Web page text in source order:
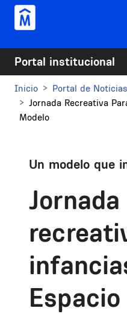
Pasar al contenido principal
Portal institucional
Inicio
Portal de Noticias
Jornada Recreativa
Modelo
Un modelo que
Jornada